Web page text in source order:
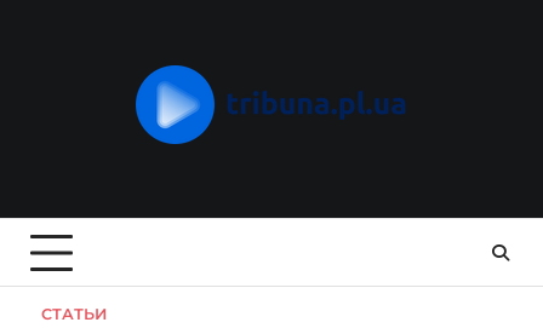
СТАТЬИ